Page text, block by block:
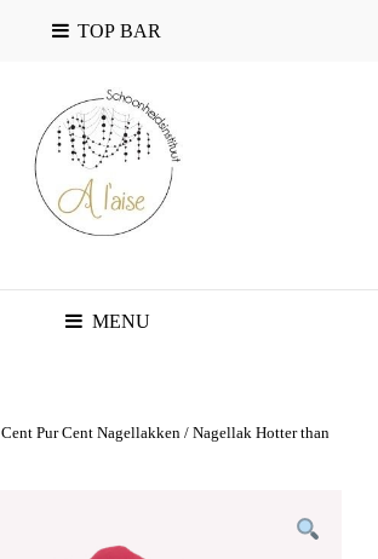
TOP BAR
MENU
Cent Pur Cent Nagellakken / Nagellak Hotter than